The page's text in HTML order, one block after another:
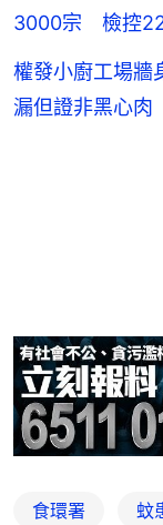
3000宗 檢控
權發小廚工場
漏但證非黑心肉
食環署 蚊